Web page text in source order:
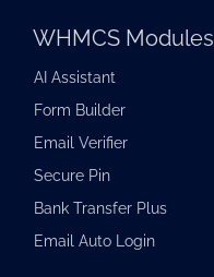
WHMCS Modules
AI Assistant
Form Builder
Email Verifier
Secure Pin
Bank Transfer Plus
Email Auto Login